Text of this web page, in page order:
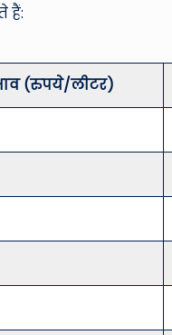
हैं:
(रुपये/लीटर)